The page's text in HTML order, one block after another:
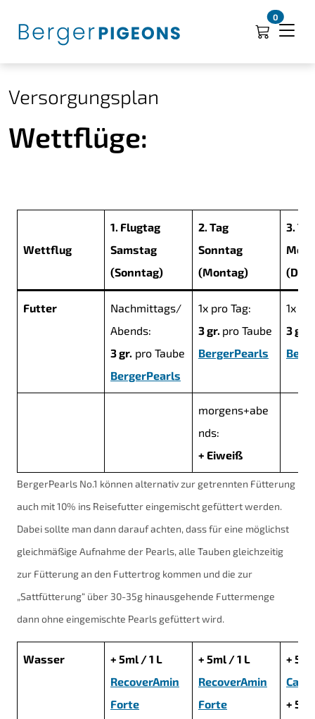
0
Versorgungsplan
Wettflüge:
Wettflug
1. Flugtag
Samstag
(Sonntag)
2. Tag
Sonntag
(Montag)
3.
Futter
Nachmittags/
Abends:
3 gr. pro Taube
BergerPearls
1x pro Tag:
3 gr. pro Taube
BergerPearls
1x
3 gr.
morgens+abe
nds:
+ Eiweiß
BergerPearls No.1 können alternativ zur getrennten Fütterung
auch mit 10% ins Reisefutter eingemischt gefüttert werden.
Dabei sollte man dann darauf achten, dass für eine möglichst
gleichmäßige Aufnahme der Pearls, alle Tauben gleichzeitig
zur Fütterung an den Futtertrog kommen und die zur
„Sattfütterung“ über 30-35g hinausgehende Futtermenge
dann ohne eingemischte Pearls gefüttert wird.
Wasser
+ 5ml / 1 L
RecoverAmin
Forte
+ 5ml / 1 L
RecoverAmin
Forte
+
+